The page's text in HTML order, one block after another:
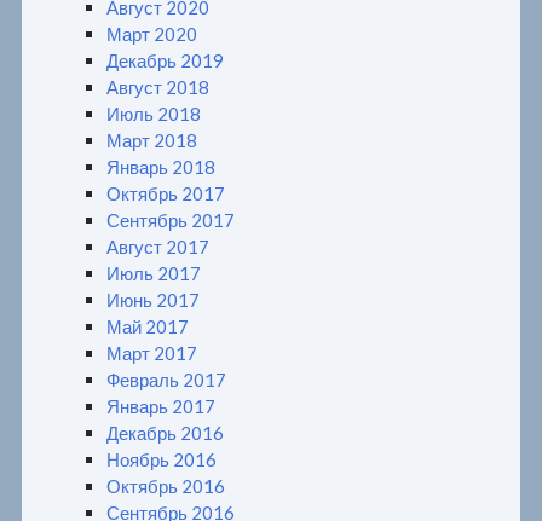
Август 2020
Март 2020
Декабрь 2019
Август 2018
Июль 2018
Март 2018
Январь 2018
Октябрь 2017
Сентябрь 2017
Август 2017
Июль 2017
Июнь 2017
Май 2017
Март 2017
Февраль 2017
Январь 2017
Декабрь 2016
Ноябрь 2016
Октябрь 2016
Сентябрь 2016